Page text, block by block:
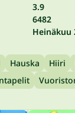
3.9
6482
Heinäkuu
Hauska Hiiri